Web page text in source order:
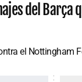
del Barça
el Nottingham